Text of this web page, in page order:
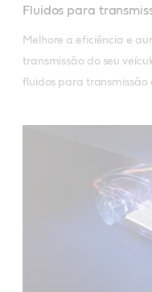
Fluidos para
Melhore a eficiência e
transmissão do seu
fluidos para transmissão